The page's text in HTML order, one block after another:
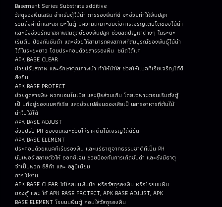
Basement Series Substrate additive
วัสดุรองพืนเสริม สำหรับตู้ไม้นํา การรองพืนทีดี จะช่วยทำให้พืนปลูก
รวมถึงค่านําและสภาวะในตู้ มีความเหมาะสมต่อการเจริญเติบโตของไม้นํา
และยังช่วยรักษาสภาพสมดุลย์ของพืนปลูก ช่วยลดปัญหาต่างๆ ในระยะ
เริมต้น ป้องกันชันดำ และช่วยให้สามารถคงสภาพทีสมบูรณ์ของพันธ์ุไม้นํา
ได้ในระยะยาว โดยประกอบด้วยสารรองพืน ชนิดได้แก่
APK BASE CLEAR
ช่วยปรับสภาพ และรักษาคุณภาพนํา ทำให้นําใส ช่วยให้แบคทีเรียเจริญได้ดี
ยิงขึน
APK BASE PROTECT
ช่วยดูดสารพิษ พวกแอมโมเนีย และปุ๋ยส่วนเกิน โดยเฉพาะตอนเริมตังตู้
เป็ นทีอยู่ของแบคทีเรีย และช่วยเปลียนของเสียเป็ นสารอาหารทีต้นไม้
นำไปใช้ได้
APK BASE ADJUST
ช่วยปรับ PH ของดินและช่วยให้รากต้นไม้เจริญได้ดีขึน
APK BASE ELEMENT
ประกอบด้วยแบคทีเรียรองพืน และแร่ธาตุจากธรรมชาติทีเป็น PH
บับเฟอร์ สลายตัวให้ ออกซิเจน ช่วยป้องกันการเกิดชันดำ และยังมีธาตุ
จำเป็นพวก ซิลิก้า และ อลูมิเนียม
การใช้งาน
APK BASE CLEAR ใช้โรยบนพัมมิช หรือวัสดุรองพืน หรือโรยบนพืน
ของตู้ และ ใช้ APK BASE PROTECT, APK BASE ADJUST, APK
BASE ELEMENT โรยบนพืนตู้ ก่อนใส่วัสดุรองพืน